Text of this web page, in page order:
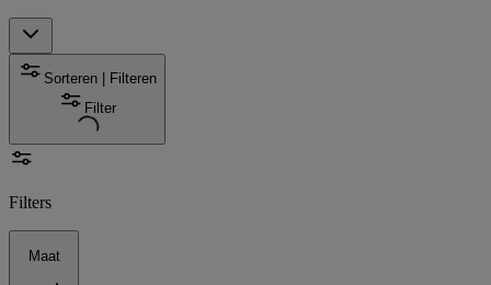
Sorteren | Filteren
Filter
Filters
Maat